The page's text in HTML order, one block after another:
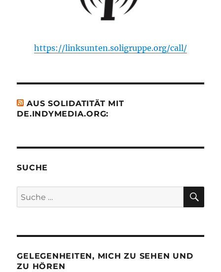
https://linksunten.soligruppe.org/call/
AUS SOLIDATITÄT MIT
DE.INDYMEDIA.ORG:
SUCHE
Suche
nach:
GELEGENHEITEN, MICH ZU SEHEN UND
ZU HÖREN